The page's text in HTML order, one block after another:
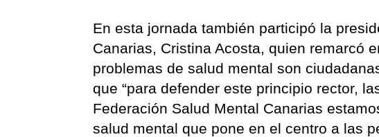
En esta jornada también participó la
Canarias, Cristina Acosta, quien remarcó
problemas de salud mental son
que “para defender este principio rector,
Federación Salud Mental Canarias
salud mental que pone en el centro a las